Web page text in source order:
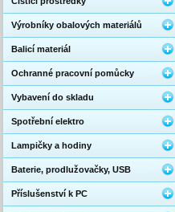
Výrobníky obalových materiálů
Balicí materiál
Ochranné pracovní pomůcky
Vybavení do skladu
Spotřební elektro
Lampičky a hodiny
Baterie, prodlužovačky, USB
Příslušenství k PC